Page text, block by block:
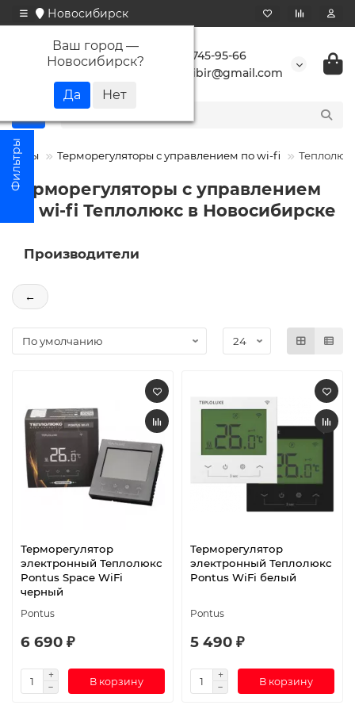
Новосибирск
Ваш город —
Новосибирск?
+7 923 745-95-66
buransibir@gmail.com
Терморегуляторы с управлением по wi-fi
Терморегуляторы с управлением
по wi-fi Теплолюкс в Новосибирске
Производители
←
Терморегулятор
электронный Теплолюкс
Pontus Space WiFi
черный
Pontus
6 690 ₽
В корзину
Терморегулятор
электронный Теплолюкс
Pontus WiFi белый
Pontus
5 490 ₽
В корзину